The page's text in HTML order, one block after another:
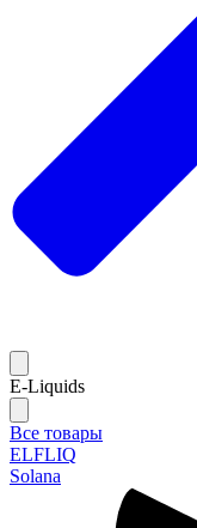
E-Liquids
Все товары
ELFLIQ
Solana